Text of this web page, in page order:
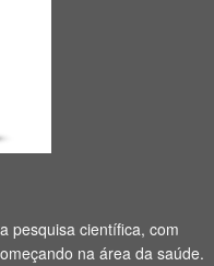
pesquisa científica, com
na área da saúde.